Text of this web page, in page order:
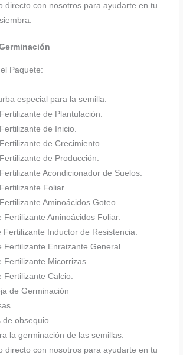
directo con nosotros para ayudarte en tu
Paquete:
especial para la semilla.
de Plantulación.
de Inicio.
de Crecimiento.
de Producción.
Acondicionador de Suelos.
Foliar.
Aminoácidos Goteo.
Fertilizante Aminoácidos Foliar.
Fertilizante Inductor de Resistencia.
Fertilizante Enraizante General.
Fertilizante Micorrizas
Fertilizante Calcio.
de Germinación
obsequio.
la germinación de las semillas.
directo con nosotros para ayudarte en tu